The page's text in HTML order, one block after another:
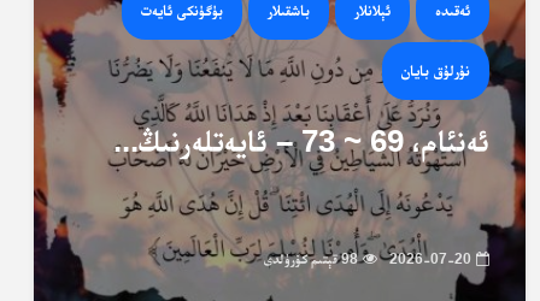
ئەقىدە ئېلانلار باشقىلار بۈگۈنكى ئايەت
نۇرلۇق بايان
ئەنئام، 69 ~ 73 – ئايەتلەرنىڭ...
2026-07-20 98 قېتىم كۆرۈلدى